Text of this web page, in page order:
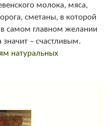
молока, мяса,
сметаны, в которой
самом главном желании
– счастливым.
натуральных